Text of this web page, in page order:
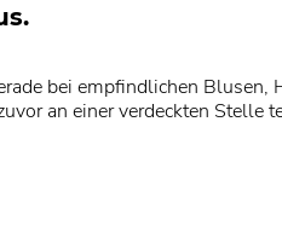
bei empfindlichen Blusen,
an einer verdeckten Stelle